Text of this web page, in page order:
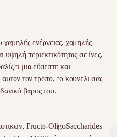
ενέργειας, χαμηλής
υψηλή περιεκτικότητας σε ίνες,
μια εύπεπτη και
τον τρόπο, το κουνέλι σας
βάρος του.
Fructo-OligoSaccharides